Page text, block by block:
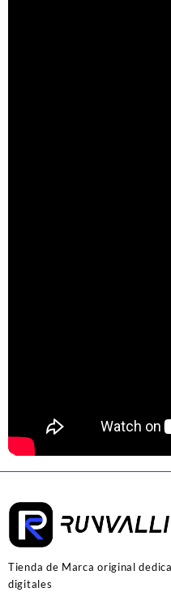
Tienda de Marca original
digitales